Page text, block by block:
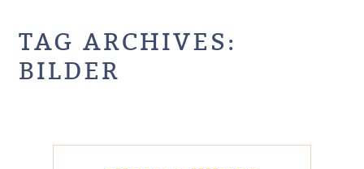
TAG ARCHIVES:
BILDER